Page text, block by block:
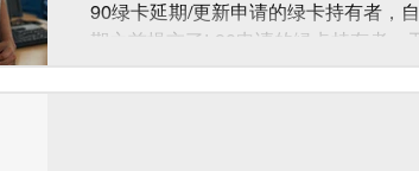
90绿卡延期/更新申请的绿卡持有者，
期之前提交了I-90申请的绿卡持有者，
都会在原有到期日的基础上自动延期